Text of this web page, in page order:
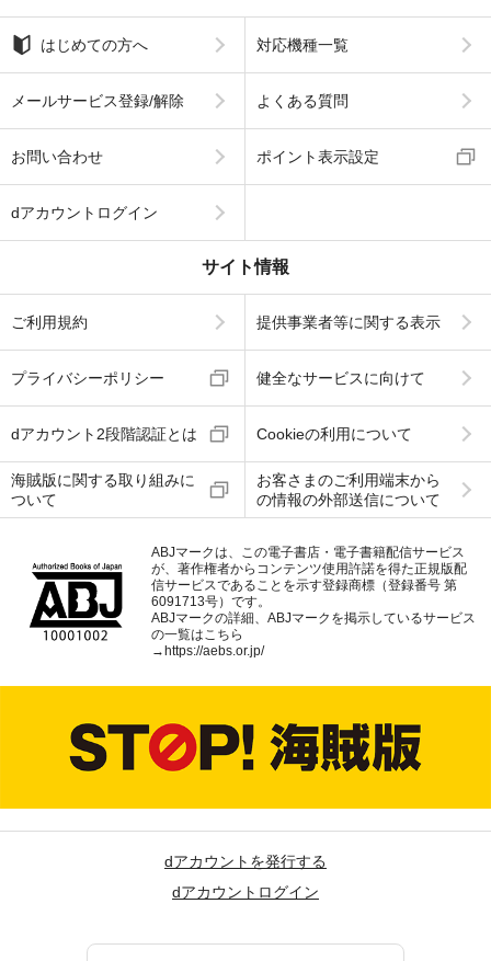
はじめての方へ 対応機種一覧
メールサービス登録/解除 よくある質問
お問い合わせ ポイント表示設定
dアカウントログイン
サイト情報
ご利用規約 提供事業者等に関する表示
プライバシーポリシー 健全なサービスに向けて
dアカウント2段階認証とは Cookieの利用について
海賊版に関する取り組みに
ついて
お客さまのご利用端末から
の情報の外部送信について
ABJマークは、この電子書店・電子書籍配信サービス
が、著作権者からコンテンツ使用許諾を得た正規版配
信サービスであることを示す登録商標（登録番号 第
6091713号）です。
ABJマークの詳細、ABJマークを掲示しているサービス
の一覧はこちら
→ https://aebs.or.jp/
dアカウントを発行する
dアカウントログイン